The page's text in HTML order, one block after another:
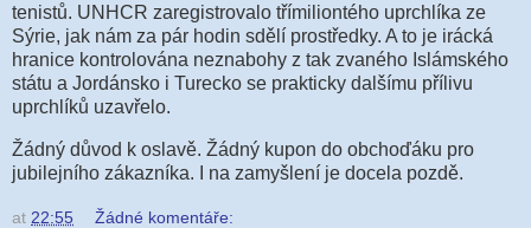
tenistů. UNHCR zaregistrovalo třímiliontého uprchlíka ze
Sýrie, jak nám za pár hodin sdělí prostředky. A to je irácká
hranice kontrolována neznabohy z tak zvaného Islámského
státu a Jordánsko i Turecko se prakticky dalšímu přílivu
uprchlíků uzavřelo.
Žádný důvod k oslavě. Žádný kupon do obchoďáku pro
jubilejního zákazníka. I na zamyšlení je docela pozdě.
at 22:55 Žádné komentáře: